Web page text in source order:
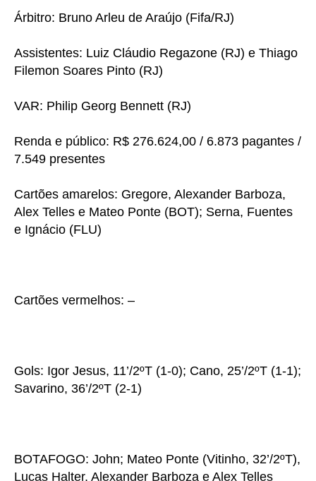
Árbitro: Bruno Arleu de Araújo (Fifa/RJ)
Assistentes: Luiz Cláudio Regazone (RJ) e Thiago
Filemon Soares Pinto (RJ)
VAR: Philip Georg Bennett (RJ)
Renda e público: R$ 276.624,00 / 6.873 pagantes /
7.549 presentes
Cartões amarelos: Gregore, Alexander Barboza,
Alex Telles e Mateo Ponte (BOT); Serna, Fuentes
e Ignácio (FLU)
Cartões vermelhos: –
Gols: Igor Jesus, 11’/2ºT (1-0); Cano, 25’/2ºT (1-1);
Savarino, 36’/2ºT (2-1)
BOTAFOGO: John; Mateo Ponte (Vitinho, 32’/2ºT),
Lucas Halter, Alexander Barboza e Alex Telles